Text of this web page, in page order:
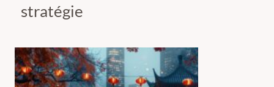
stratégie